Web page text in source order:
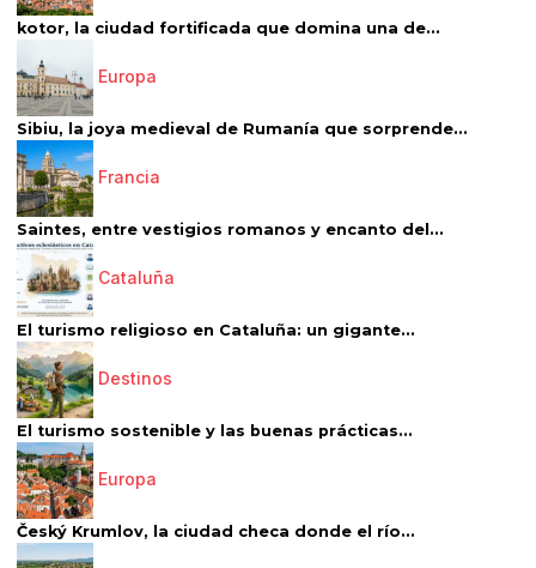
kotor, la ciudad fortificada que domina una de...
Europa
Sibiu, la joya medieval de Rumanía que sorprende...
Francia
Saintes, entre vestigios romanos y encanto del...
Cataluña
El turismo religioso en Cataluña: un gigante...
Destinos
El turismo sostenible y las buenas prácticas...
Europa
Český Krumlov, la ciudad checa donde el río...